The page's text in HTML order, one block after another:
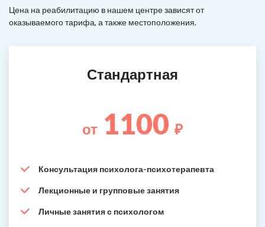
Цена на реабилитацию в нашем центре зависят от
оказываемого тарифа, а также местоположения.
Стандартная
от 1100 ₽
Консультация психолога-психотерапевта
Лекционные и групповые занятия
Личные занятия с психологом